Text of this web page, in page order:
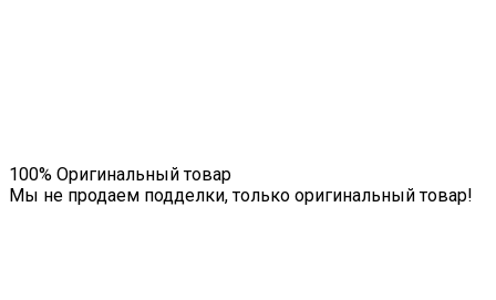
100% Оригинальный товар
Мы не продаем подделки, только оригинальный товар!